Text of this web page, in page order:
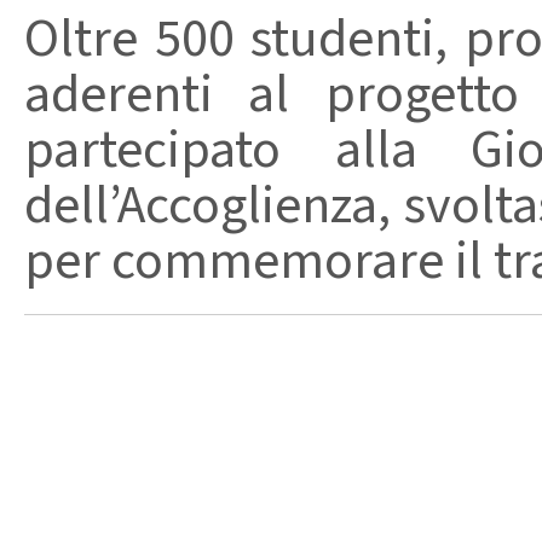
Oltre 500 studenti,
aderenti al progetto
partecipato alla
dell’Accoglienza,
per commemorare il